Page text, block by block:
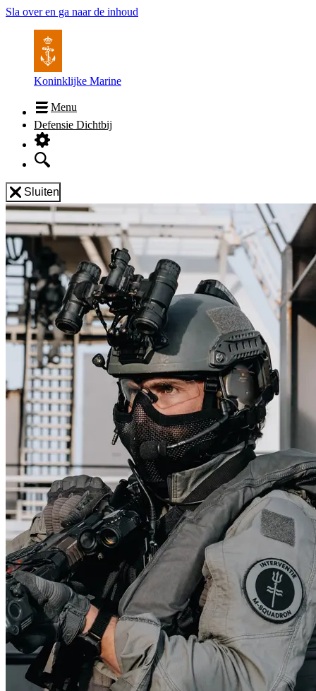
Sla over en ga naar de inhoud
Koninklijke Marine
Menu
Defensie Dichtbij
Sluiten